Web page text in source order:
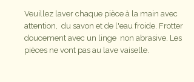
Veuillez laver chaque pièce à la main avec
attention, du savon et de l'eau froide. Frotter
doucement avec un linge non abrasive. Les
pièces ne vont pas au lave vaiselle.